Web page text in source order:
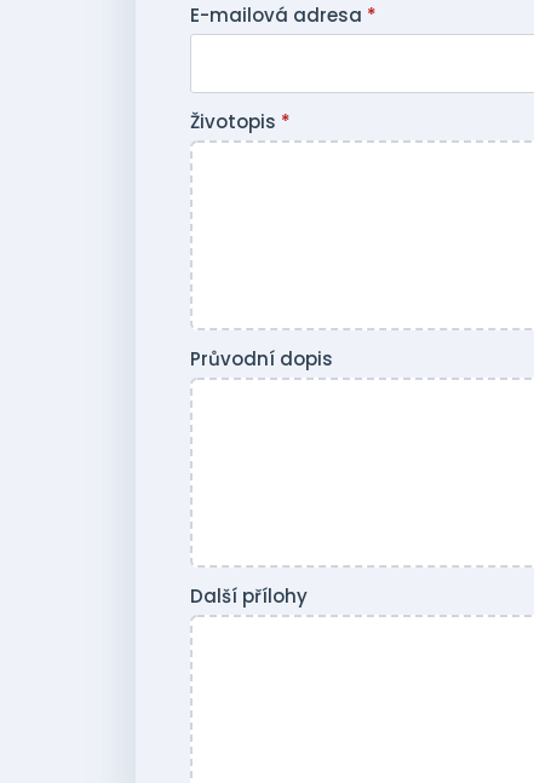
E-mailová adresa *
Životopis *
Průvodní dopis
Další přílohy